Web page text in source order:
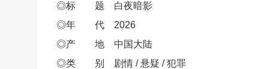
◎标 题 白夜暗影
◎年 代 2026
◎产 地 中国大陆
◎类 别 剧情 / 悬疑 / 犯罪